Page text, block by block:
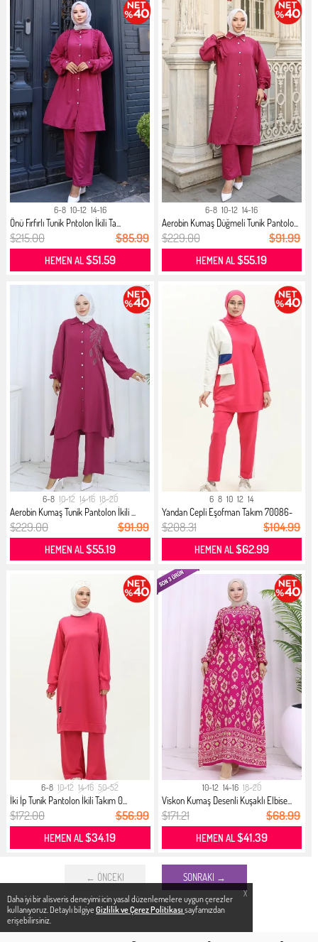
X
Daha iyi bir alisveris deneyimi icin yasal düzenlemelere uygun çerezler
kullanıyoruz. Detaylı bilgiye Gizlilik ve Çerez Politikası sayfamızdan
erişebilirsiniz.
6-8 10-12 14-16
Önü Fırfırlı Tunik Pntolon İkili Ta...
$215.00 $85.99
HEMEN AL$51.59
6-8 10-12 14-16
Aerobin Kumaş Düğmeli Tunik Pantolo...
$229.00 $91.99
HEMEN AL$55.19
6-8 10-12 14-16 18-20
Aerobin Kumaş Tunik Pantolon İkili ...
$229.00 $91.99
HEMEN AL$55.19
6 8 10 12 14
Yandan Cepli Eşofman Takım 70086-
04...
$208.31 $104.99
HEMEN AL$62.99
6-8 10-12 14-16 50-52
İki İp Tunik Pantolon İkili Takım 0...
$172.00 $56.99
HEMEN AL$34.19
10-12 14-16 18-20
Viskon Kumaş Desenli Kuşaklı Elbise...
$171.21 $68.99
HEMEN AL$41.39
← ÖNCEKI SONRAKI →